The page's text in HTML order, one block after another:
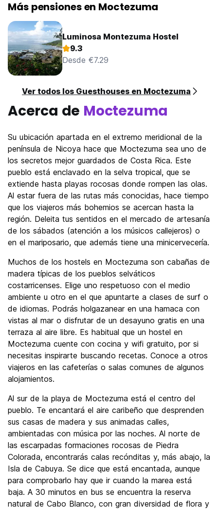
Más pensiones en Moctezuma
Luminosa Montezuma Hostel
9.3
Desde €7.29
Ver todos los Guesthouses en Moctezuma
Acerca de Moctezuma
Su ubicación apartada en el extremo meridional de la
península de Nicoya hace que Moctezuma sea uno de
los secretos mejor guardados de Costa Rica. Este
pueblo está enclavado en la selva tropical, que se
extiende hasta playas rocosas donde rompen las olas.
Al estar fuera de las rutas más conocidas, hace tiempo
que los viajeros más bohemios se acercan hasta la
región. Deleita tus sentidos en el mercado de artesanía
de los sábados (atención a los músicos callejeros) o
en el mariposario, que además tiene una minicervecería.
Muchos de los hostels en Moctezuma son cabañas de
madera típicas de los pueblos selváticos
costarricenses. Elige uno respetuoso con el medio
ambiente u otro en el que apuntarte a clases de surf o
de idiomas. Podrás holgazanear en una hamaca con
vistas al mar o disfrutar de un desayuno gratis en una
terraza al aire libre. Es habitual que un hostel en
Moctezuma cuente con cocina y wifi gratuito, por si
necesitas inspirarte buscando recetas. Conoce a otros
viajeros en las cafeterías o salas comunes de algunos
alojamientos.
Al sur de la playa de Moctezuma está el centro del
pueblo. Te encantará el aire caribeño que desprenden
sus casas de madera y sus animadas calles,
ambientadas con música por las noches. Al norte de
las escarpadas formaciones rocosas de Piedra
Colorada, encontrarás calas recónditas y, más abajo, la
Isla de Cabuya. Se dice que está encantada, aunque
para comprobarlo hay que ir cuando la marea está
baja. A 30 minutos en bus se encuentra la reserva
natural de Cabo Blanco, con gran diversidad de flora y